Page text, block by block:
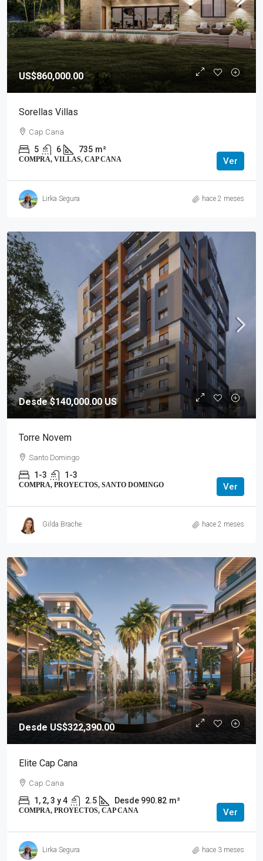
US$860,000.00
Sorellas Villas
Cap Cana
5 6 735 m²
COMPRA, VILLAS, CAP CANA Ver
Lirka Segura hace 2 meses
Desde $140,000.00 US
Torre Novem
Santo Domingo
1-3 1-3
COMPRA, PROYECTOS, SANTO DOMINGO Ver
Gilda Brache hace 2 meses
Desde US$322,390.00
Elite Cap Cana
Cap Cana
1, 2, 3 y 4 2.5 Desde 990.82 m²
COMPRA, PROYECTOS, CAP CANA Ver
Lirka Segura hace 3 meses